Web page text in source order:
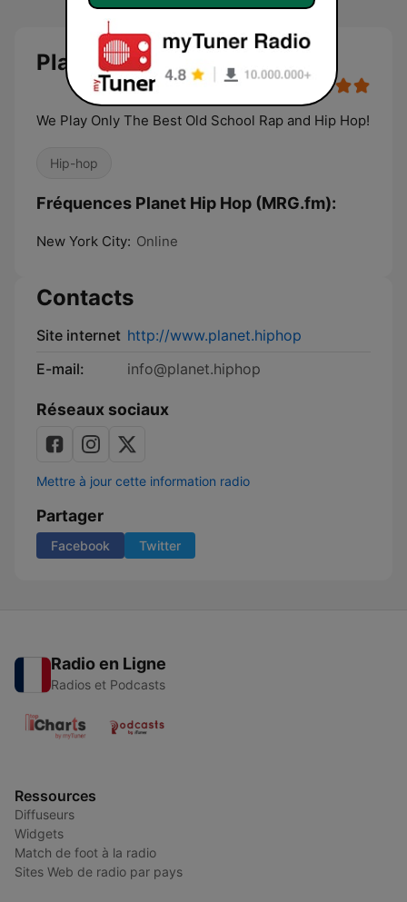
Planet Hip Hop (MRG.fm)
We Play Only The Best Old School Rap and Hip Hop!
Hip-hop
Fréquences Planet Hip Hop (MRG.fm):
New York City: Online
Contacts
Site internet http://www.planet.hiphop
E-mail:
info@planet.hiphop
Réseaux sociaux
Mettre à jour cette information radio
Partager
Facebook Twitter
Radio en Ligne
Radios et Podcasts
Ressources
Diffuseurs
Widgets
Match de foot à la radio
Sites Web de radio par pays